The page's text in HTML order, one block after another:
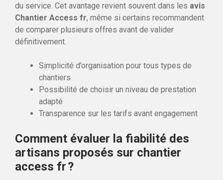
du service. Cet avantage revient souvent dans les avis
Chantier Access fr, même si certains recommandent
de comparer plusieurs offres avant de valider
définitivement.
Simplicité d’organisation pour tous types de
chantiers
Possibilité de choisir un niveau de prestation
adapté
Transparence sur les tarifs avant engagement
Comment évaluer la fiabilité des
artisans proposés sur chantier
access fr ?